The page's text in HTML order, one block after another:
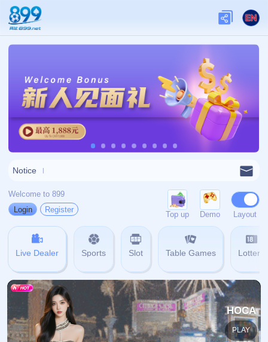
关于我们
关于九游娱乐
查看更多
网站首页 404
地址:
福建省漳州市芗城区石亭镇